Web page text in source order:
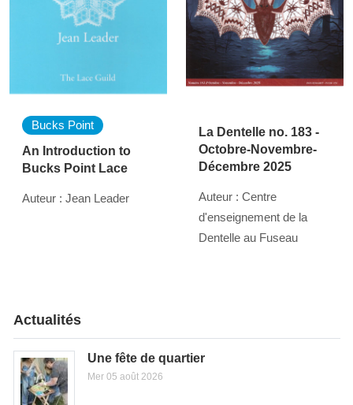
Bucks Point
An Introduction to
Bucks Point Lace
Auteur : Jean Leader
La Dentelle no. 183 -
Octobre-Novembre-
Décembre 2025
Auteur : Centre
d'enseignement de la
Dentelle au Fuseau
Actualités
Une fête de quartier
Mer 05 août 2026